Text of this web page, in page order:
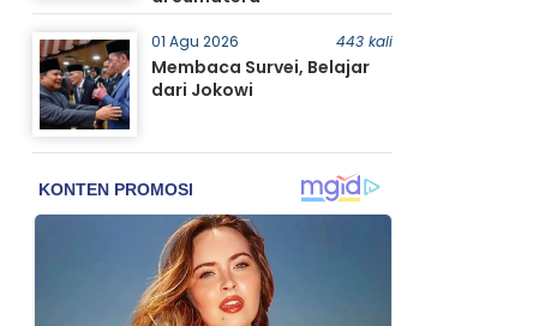
01 Agu 2026 443 kali
Membaca Survei, Belajar
dari Jokowi